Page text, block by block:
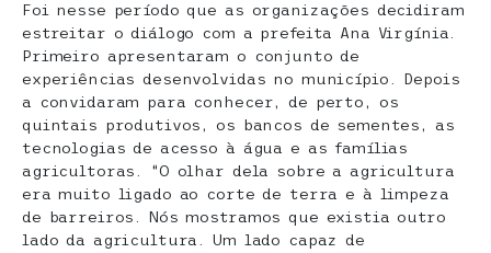
Foi nesse período que as organizações decidiram
estreitar o diálogo com a prefeita Ana Virgínia.
Primeiro apresentaram o conjunto de
experiências desenvolvidas no município. Depois
a convidaram para conhecer, de perto, os
quintais produtivos, os bancos de sementes, as
tecnologias de acesso à água e as famílias
agricultoras. “O olhar dela sobre a agricultura
era muito ligado ao corte de terra e à limpeza
de barreiros. Nós mostramos que existia outro
lado da agricultura. Um lado capaz de